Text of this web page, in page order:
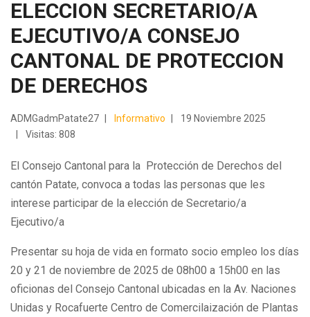
ELECCION SECRETARIO/A
EJECUTIVO/A CONSEJO
CANTONAL DE PROTECCION
DE DERECHOS
ADMGadmPatate27 Informativo
19 Noviembre 2025
Visitas: 808
El Consejo Cantonal para la Protección de Derechos del
cantón Patate, convoca a todas las personas que les
interese participar de la elección de Secretario/a
Ejecutivo/a
Presentar su hoja de vida en formato socio empleo los días
20 y 21 de noviembre de 2025 de 08h00 a 15h00 en las
oficionas del Consejo Cantonal ubicadas en la Av. Naciones
Unidas y Rocafuerte Centro de Comercilaización de Plantas